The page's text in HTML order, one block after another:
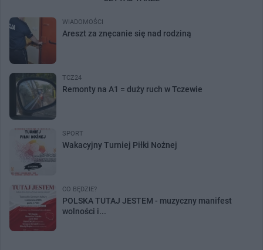
WIADOMOŚCI
Areszt za znęcanie się nad rodziną
TCZ24
Remonty na A1 = duży ruch w Tczewie
SPORT
Wakacyjny Turniej Piłki Nożnej
CO BĘDZIE?
POLSKA TUTAJ JESTEM - muzyczny manifest
wolności i...